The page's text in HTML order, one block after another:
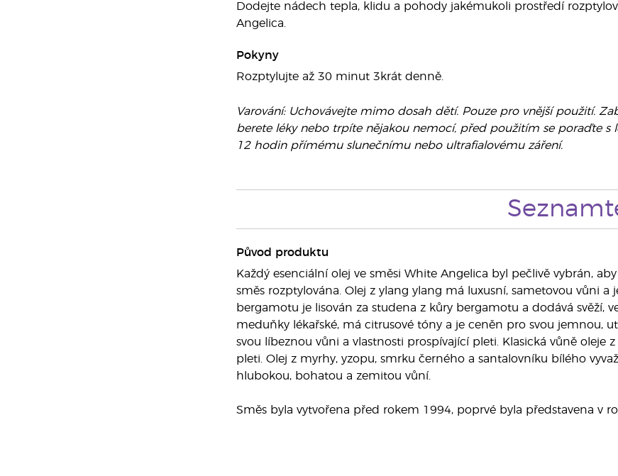
Dodejte nádech tepla, klidu a pohody jakémukoli prostředí
Angelica.
Pokyny
Rozptylujte až 30 minut 3krát denně.
Varování: Uchovávejte mimo dosah dětí. Pouze pro vnější použití.
berete léky nebo trpíte nějakou nemocí, před použitím se poraďte
12 hodin přímému slunečnímu nebo ultrafialovému záření.
Původ produktu
Každý esenciální olej ve směsi White Angelica byl pečlivě vybrán,
směs rozptylována. Olej z ylang ylang má luxusní, sametovou vůni
bergamotu je lisován za studena z kůry bergamotu a dodává svěží,
meduňky lékařské, má citrusové tóny a je ceněn pro svou jemnou,
svou líbeznou vůni a vlastnosti prospívající pleti. Klasická vůně oleje
pleti. Olej z myrhy, yzopu, smrku černého a santalovníku bílého
hlubokou, bohatou a zemitou vůní.
Směs byla vytvořena před rokem 1994, poprvé byla představena v